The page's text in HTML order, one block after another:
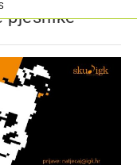
pjesnike”